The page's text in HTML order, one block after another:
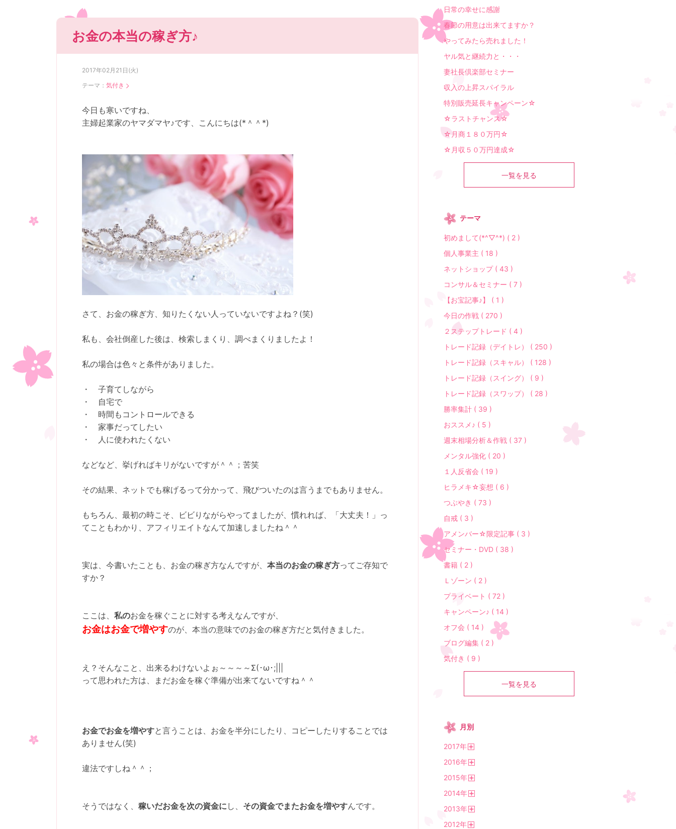
お金の本当の稼ぎ方♪
2017年02月21日(火)
テーマ： 気付き
今日も寒いですね、
主婦起業家のヤマダマヤ♪です、こんにちは(*＾＾*)
さて、お金の稼ぎ方、知りたくない人っていないですよね？(笑)
私も、会社倒産した後は、検索しまくり、調べまくりましたよ！
私の場合は色々と条件がありました。
・ 子育てしながら
・ 自宅で
・ 時間もコントロールできる
・ 家事だってしたい
・ 人に使われたくない
などなど、挙げればキリがないですが＾＾；苦笑
その結果、ネットでも稼げるって分かって、飛びついたのは言うまでもありません。
もちろん、最初の時こそ、ビビりながらやってましたが、慣れれば、「大丈夫！」っ
てこともわかり、アフィリエイトなんて加速しましたね＾＾
実は、今書いたことも、お金の稼ぎ方なんですが、 本当のお金の稼ぎ方ってご存知で
すか？
ここは、 私のお金を稼ぐことに対する考えなんですが、
お金はお金で増やすのが、本当の意味でのお金の稼ぎ方だと気付きました。
え？そんなこと、出来るわけないよぉ～～～～Σ(･ω･;|||
って思われた方は、まだお金を稼ぐ準備が出来てないですね＾＾
お金でお金を増やすと言うことは、お金を半分にしたり、コピーしたりすることでは
ありません(笑)
違法ですしね＾＾；
そうではなく、 稼いだお金を次の資金に し、 その資金でまたお金を増やすんです。
日常の幸せに感謝
春節の用意は出来てますか？
やってみたら売れました！
ヤル気と継続力と・・・
妻社長倶楽部セミナー
収入の上昇スパイラル
特別販売延長キャンペーン☆
☆ラストチャンス☆
☆月商１８０万円☆
☆月収５０万円達成☆
一覧を見る
テーマ
初めまして(*^▽^*) ( 2 )
個人事業主 ( 18 )
ネットショップ ( 43 )
コンサル＆セミナー ( 7 )
【お宝記事♪】 ( 1 )
今日の作戦 ( 270 )
２ステップトレード ( 4 )
トレード記録（デイトレ） ( 250 )
トレード記録（スキャル） ( 128 )
トレード記録（スイング） ( 9 )
トレード記録（スワップ） ( 28 )
勝率集計 ( 39 )
おススメ♪ ( 5 )
週末相場分析＆作戦 ( 37 )
メンタル強化 ( 20 )
１人反省会 ( 19 )
ヒラメキ☆妄想 ( 6 )
つぶやき ( 73 )
自戒 ( 3 )
アメンバー☆限定記事 ( 3 )
セミナー・DVD ( 38 )
書籍 ( 2 )
Ｌゾーン ( 2 )
プライベート ( 72 )
キャンペーン♪ ( 14 )
オフ会 ( 14 )
ブログ編集 ( 2 )
気付き ( 9 )
一覧を見る
月別
2017年
2016年
2015年
2014年
2013年
2012年